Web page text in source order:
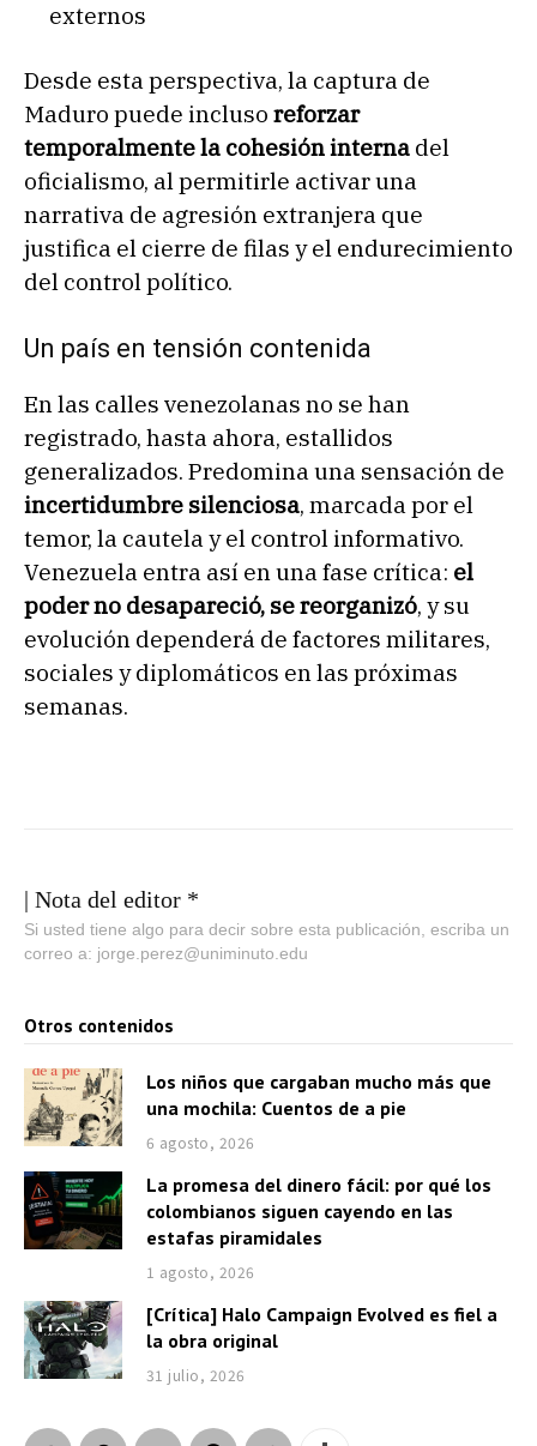
externos
Desde esta perspectiva, la captura de
Maduro puede incluso reforzar
temporalmente la cohesión interna del
oficialismo, al permitirle activar una
narrativa de agresión extranjera que
justifica el cierre de filas y el endurecimiento
del control político.
Un país en tensión contenida
En las calles venezolanas no se han
registrado, hasta ahora, estallidos
generalizados. Predomina una sensación de
incertidumbre silenciosa, marcada por el
temor, la cautela y el control informativo.
Venezuela entra así en una fase crítica: el
poder no desapareció, se reorganizó, y su
evolución dependerá de factores militares,
sociales y diplomáticos en las próximas
semanas.
| Nota del editor *
Si usted tiene algo para decir sobre esta publicación, escriba un
correo a: jorge.perez@uniminuto.edu
Otros contenidos
Los niños que cargaban mucho más que
una mochila: Cuentos de a pie
6 agosto, 2026
La promesa del dinero fácil: por qué los
colombianos siguen cayendo en las
estafas piramidales
1 agosto, 2026
[Crítica] Halo Campaign Evolved es fiel a
la obra original
31 julio, 2026